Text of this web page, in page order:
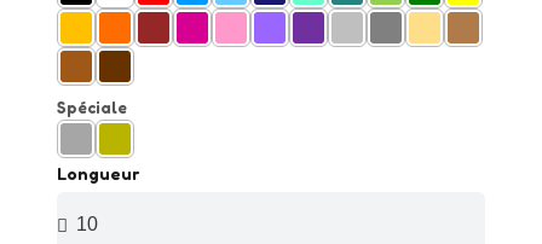
Spéciale
Longueur